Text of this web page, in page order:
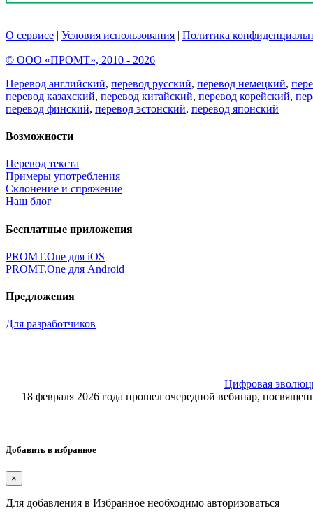
О сервисе | Условия использования | Политика
© ООО «ПРОМТ», 2010 - 2026
Перевод английский, перевод русский, перевод немецкий,
перевод казахский, перевод китайский, перевод корейский,
перевод финский, перевод эстонский, перевод японский
Возможности
Перевод текста
Примеры употребления
Склонение и спряжение
Наш блог
Бесплатные приложения
PROMT.One для iOS
PROMT.One для Android
Предложения
Для разработчиков
Цифровая
18 февраля 2026 года прошел очередной вебинар,
Добавить в избранное
×
Для добавления в Избранное необходимо авторизоваться